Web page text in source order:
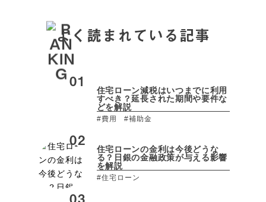
よく読まれている記事
住宅ローン減税はいつまでに利用
すべき？延長された期間や要件な
どを解説
#費用 #補助金
住宅ローンの金利は今後どうな
る？日銀の金融政策が与える影響
を解説
#住宅ローン